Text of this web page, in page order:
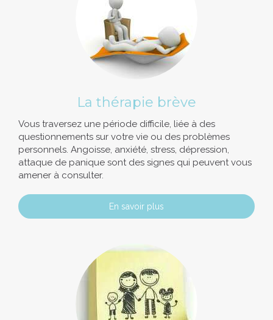
La thérapie brève
Vous traversez une période difficile, liée à des
questionnements sur votre vie ou des problèmes
personnels. Angoisse, anxiété, stress, dépression,
attaque de panique sont des signes qui peuvent vous
amener à consulter.
En savoir plus